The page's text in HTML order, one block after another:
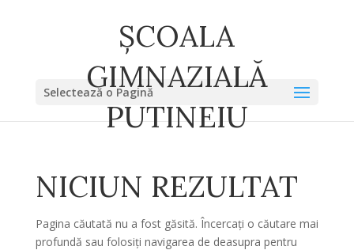
ȘCOALA
GIMNAZIALĂ
PUTINEIU
Selectează o Pagină
NICIUN REZULTAT
Pagina căutată nu a fost găsită. Încercați o căutare mai
profundă sau folosiți navigarea de deasupra pentru